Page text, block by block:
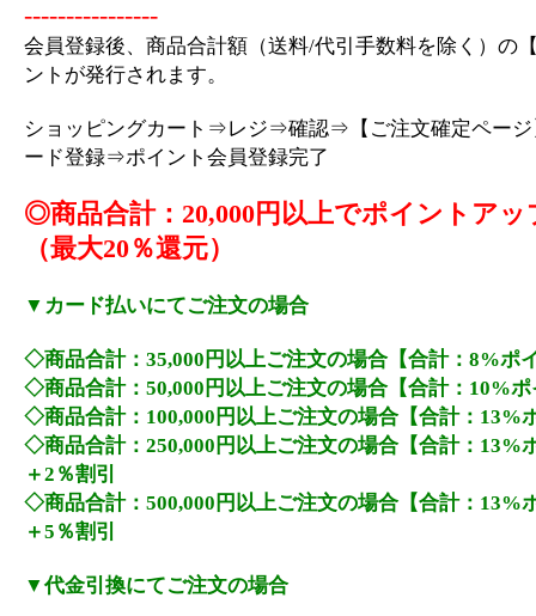
----------------
会員登録後、商品合計額（送料/代引手数料を除く）の
ントが発行されます。
ショッピングカート⇒レジ⇒確認⇒【ご注文確定ページ
ード登録⇒ポイント会員登録完了
◎商品合計：20,000円以上でポイントアッ
（最大20％還元）
▼カード払いにてご注文の場合
◇商品合計：35,000円以上ご注文の場合【合計：8%ポ
◇商品合計：50,000円以上ご注文の場合【合計：10%
◇商品合計：100,000円以上ご注文の場合【合計：13%
◇商品合計：250,000円以上ご注文の場合【合計：13%
＋2％割引
◇商品合計：500,000円以上ご注文の場合【合計：13%
＋5％割引
▼代金引換にてご注文の場合